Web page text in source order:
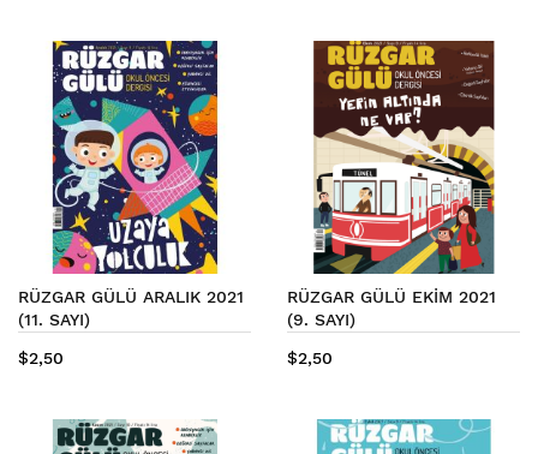
RÜZGAR GÜLÜ ARALIK 2021
(11. SAYI)
$2,50
RÜZGAR GÜLÜ EKİM 2021
(9. SAYI)
$2,50